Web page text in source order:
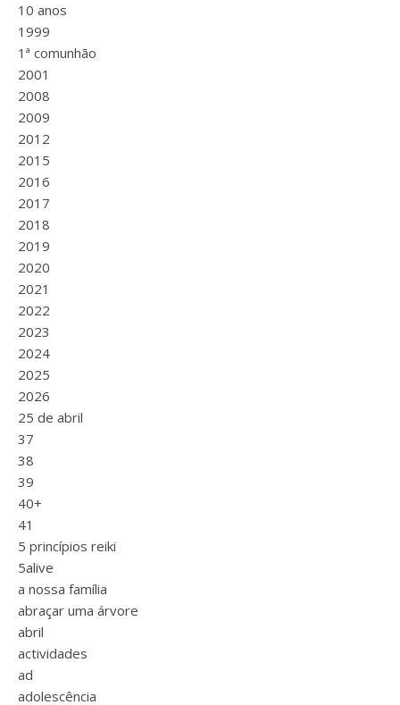
10 anos
1999
1ª comunhão
2001
2008
2009
2012
2015
2016
2017
2018
2019
2020
2021
2022
2023
2024
2025
2026
25 de abril
37
38
39
40+
41
5 princípios reiki
5alive
a nossa família
abraçar uma árvore
abril
actividades
ad
adolescência